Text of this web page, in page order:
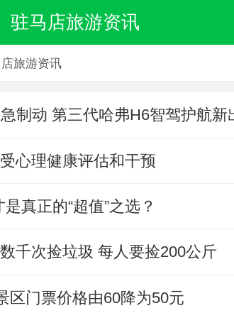
驻马店旅游资讯
旅游资讯
制动 第三代哈弗H6智驾护航新
心理健康评估和干预
真正的“超值”之选？
千次捡垃圾 每人要捡200公斤
区门票价格由60降为50元